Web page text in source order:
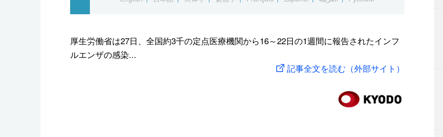
厚生労働省は27日、全国約3千の定点医療機関から16～22日の1週間に報告されたインフ
ルエンザの感染...
記事全文を読む（外部サイト）